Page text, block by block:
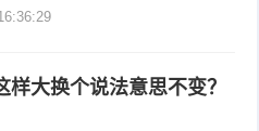
大换个说法意思不变？